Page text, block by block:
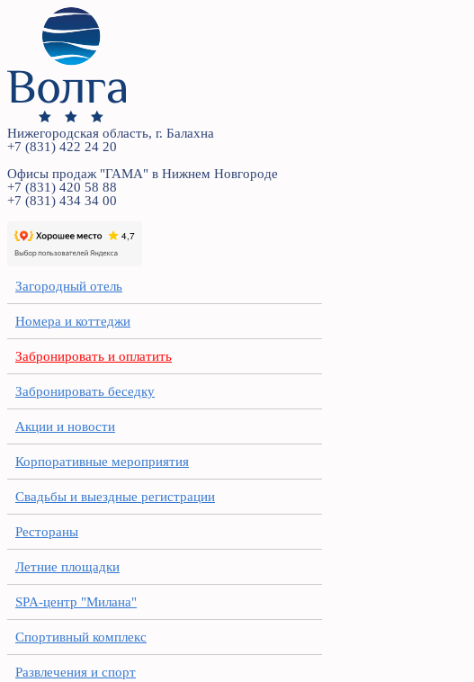
Нижегородская область, г. Балахна
+7 (831) 422 24 20
Офисы продаж "ГАМА" в Нижнем Новгороде
+7 (831) 420 58 88
+7 (831) 434 34 00
Загородный отель
Номера и коттеджи
Забронировать и оплатить
Забронировать беседку
Акции и новости
Корпоративные мероприятия
Свадьбы и выездные регистрации
Рестораны
Летние площадки
SPA-центр "Милана"
Спортивный комплекс
Развлечения и спорт